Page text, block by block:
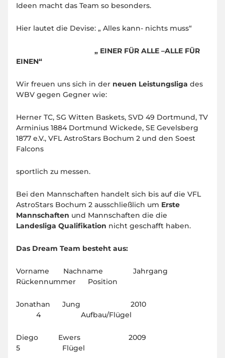
Ideen macht das Team so besonders.
Hier lautet die Devise: „ Alles kann- nichts muss“
„ EINER FÜR ALLE –ALLE FÜR
EINEN“
Wir freuen uns sich in der neuen Leistungsliga des
WBV gegen Gegner wie:
Herner TC, SG Witten Baskets, SVD 49 Dortmund, TV
Arminius 1884 Dortmund Wickede, SE Gevelsberg
1877 e.V., VFL AstroStars Bochum 2 und den Soest
Falcons
sportlich zu messen.
Bei den Mannschaften handelt sich bis auf die VFL
AstroStars Bochum 2 ausschließlich um Erste
Mannschaften und Mannschaften die die
Landesliga Qualifikation nicht geschafft haben.
Das Dream Team besteht aus:
Vorname Nachname Jahrgang
Rückennummer Position
Jonathan Jung 2010
4 Aufbau/Flügel
Diego Ewers 2009
5 Flügel